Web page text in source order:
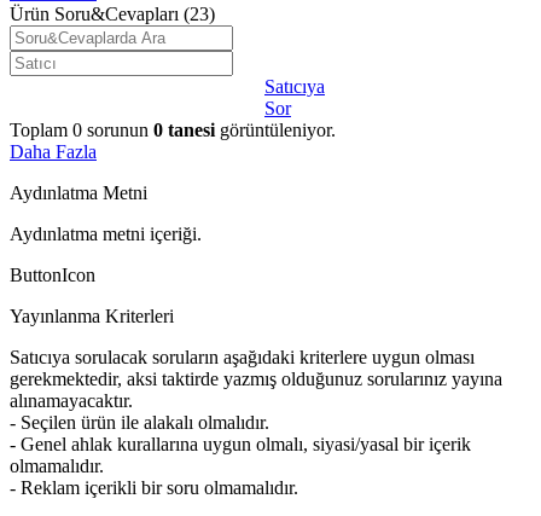
Ürün Soru&Cevapları (23)
Satıcıya
Sor
Toplam 0 sorunun 0 tanesi görüntüleniyor.
Daha Fazla
Aydınlatma Metni
Aydınlatma metni içeriği.
ButtonIcon
Yayınlanma Kriterleri
Satıcıya sorulacak soruların aşağıdaki kriterlere uygun olması
gerekmektedir, aksi taktirde yazmış olduğunuz sorularınız yayına
alınamayacaktır.
- Seçilen ürün ile alakalı olmalıdır.
- Genel ahlak kurallarına uygun olmalı, siyasi/yasal bir içerik
olmamalıdır.
- Reklam içerikli bir soru olmamalıdır.